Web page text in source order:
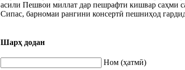
асили Пешвои миллат дар пешрафти кишвар саҳми
Сипас, барномаи рангини консертӣ пешниҳод
Шарҳ додан
Ном (ҳатмӣ)